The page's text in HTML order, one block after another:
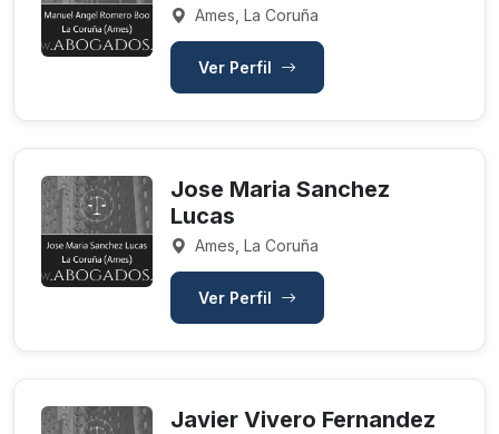
Ames, La Coruña
Ver Perfil
Jose Maria Sanchez
Lucas
Ames, La Coruña
Ver Perfil
Javier Vivero Fernandez